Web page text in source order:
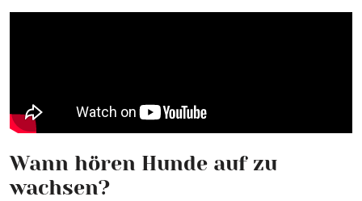
Wann hören Hunde auf zu
wachsen?